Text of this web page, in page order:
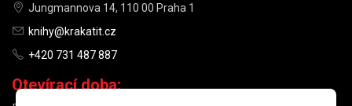
Jungmannova 14, 110 00 Praha 1
knihy@krakatit.cz
+420 731 487 887
Otevírací doba: